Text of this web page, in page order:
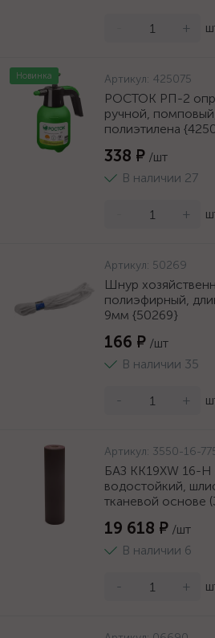
+
Новинка Артикул: 425075
РОСТОК РП-2
ручной,
полиэтилена
338 ₽ /шт
В наличии 27
+
Артикул: 50269
Шнур
полиэфирный,
9мм {50269}
166 ₽ /шт
В наличии 35
- +
Артикул: 3550-16-
БАЗ KK19XW 16-
водостойкий,
тканевой основе
19 618 ₽ /шт
В наличии 6
- +